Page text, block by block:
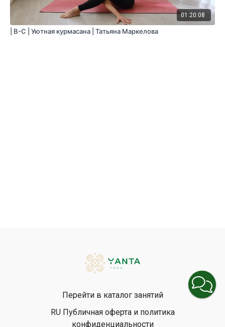
01:20:08
| B-C | Уютная курмасана | Татьяна Маркелова
Перейти в каталог занятий
RU Публичная оферта и политика
конфиденциальности